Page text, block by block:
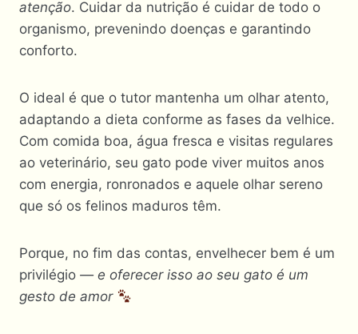
atenção. Cuidar da nutrição é cuidar de todo o
organismo, prevenindo doenças e garantindo
conforto.
O ideal é que o tutor mantenha um olhar atento,
adaptando a dieta conforme as fases da velhice.
Com comida boa, água fresca e visitas regulares
ao veterinário, seu gato pode viver muitos anos
com energia, ronronados e aquele olhar sereno
que só os felinos maduros têm.
Porque, no fim das contas, envelhecer bem é um
privilégio — e oferecer isso ao seu gato é um
gesto de amor